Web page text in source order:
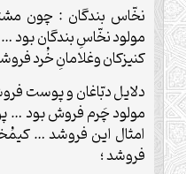
نخّاس بندگان : چون
مولود نخّاسِ بندگان بود
كنيزكان وغلامانِ خُرد
دلايل دبّاغان و پوست
مولود چَرم فروش بود …
امثال اين فروشد …
فروشد ؛